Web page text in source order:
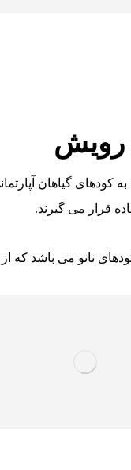
رویش
به کودهای گیاهان
قرار می گیرند.
نانو می باشد که